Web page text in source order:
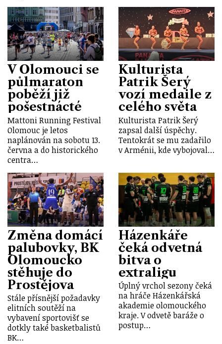
V Olomouci se
půlmaraton
poběží již
pošestnácté
Mattoni Running Festival
Olomouc je letos
naplánován na sobotu 13.
června a do historického
centra…
Kulturista
Patrik Šerý
vozí medaile z
celého světa
Kulturista Patrik Šerý
zapsal další úspěchy.
Tentokrát se mu zadařilo
v Arménii, kde vybojoval…
Změna domácí
palubovky, BK
Olomoucko
stěhuje do
Prostějova
Stále přísnější požadavky
elitních soutěží na
vybavení sportovišť se
dotkly také basketbalistů
BK…
Házenkáře
čeká odvetná
bitva o
extraligu
Úplný vrchol sezony čeká
na hráče Házenkářská
akademie olomouckého
kraje. V odvetě baráže o
postup…